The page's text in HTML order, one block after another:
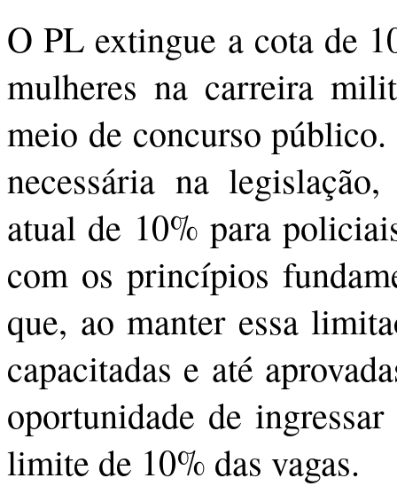
O PL extingue a cota de
mulheres na carreira
meio de concurso
necessária na
atual de 10% para
com os princípios
que, ao manter essa
capacitadas e até
oportunidade de
limite de 10% das vagas.